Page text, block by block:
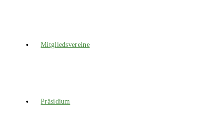
Mitgliedsvereine
Präsidium